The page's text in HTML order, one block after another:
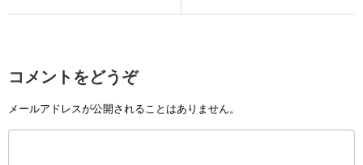
コメントをどうぞ
メールアドレスが公開されることはありません。